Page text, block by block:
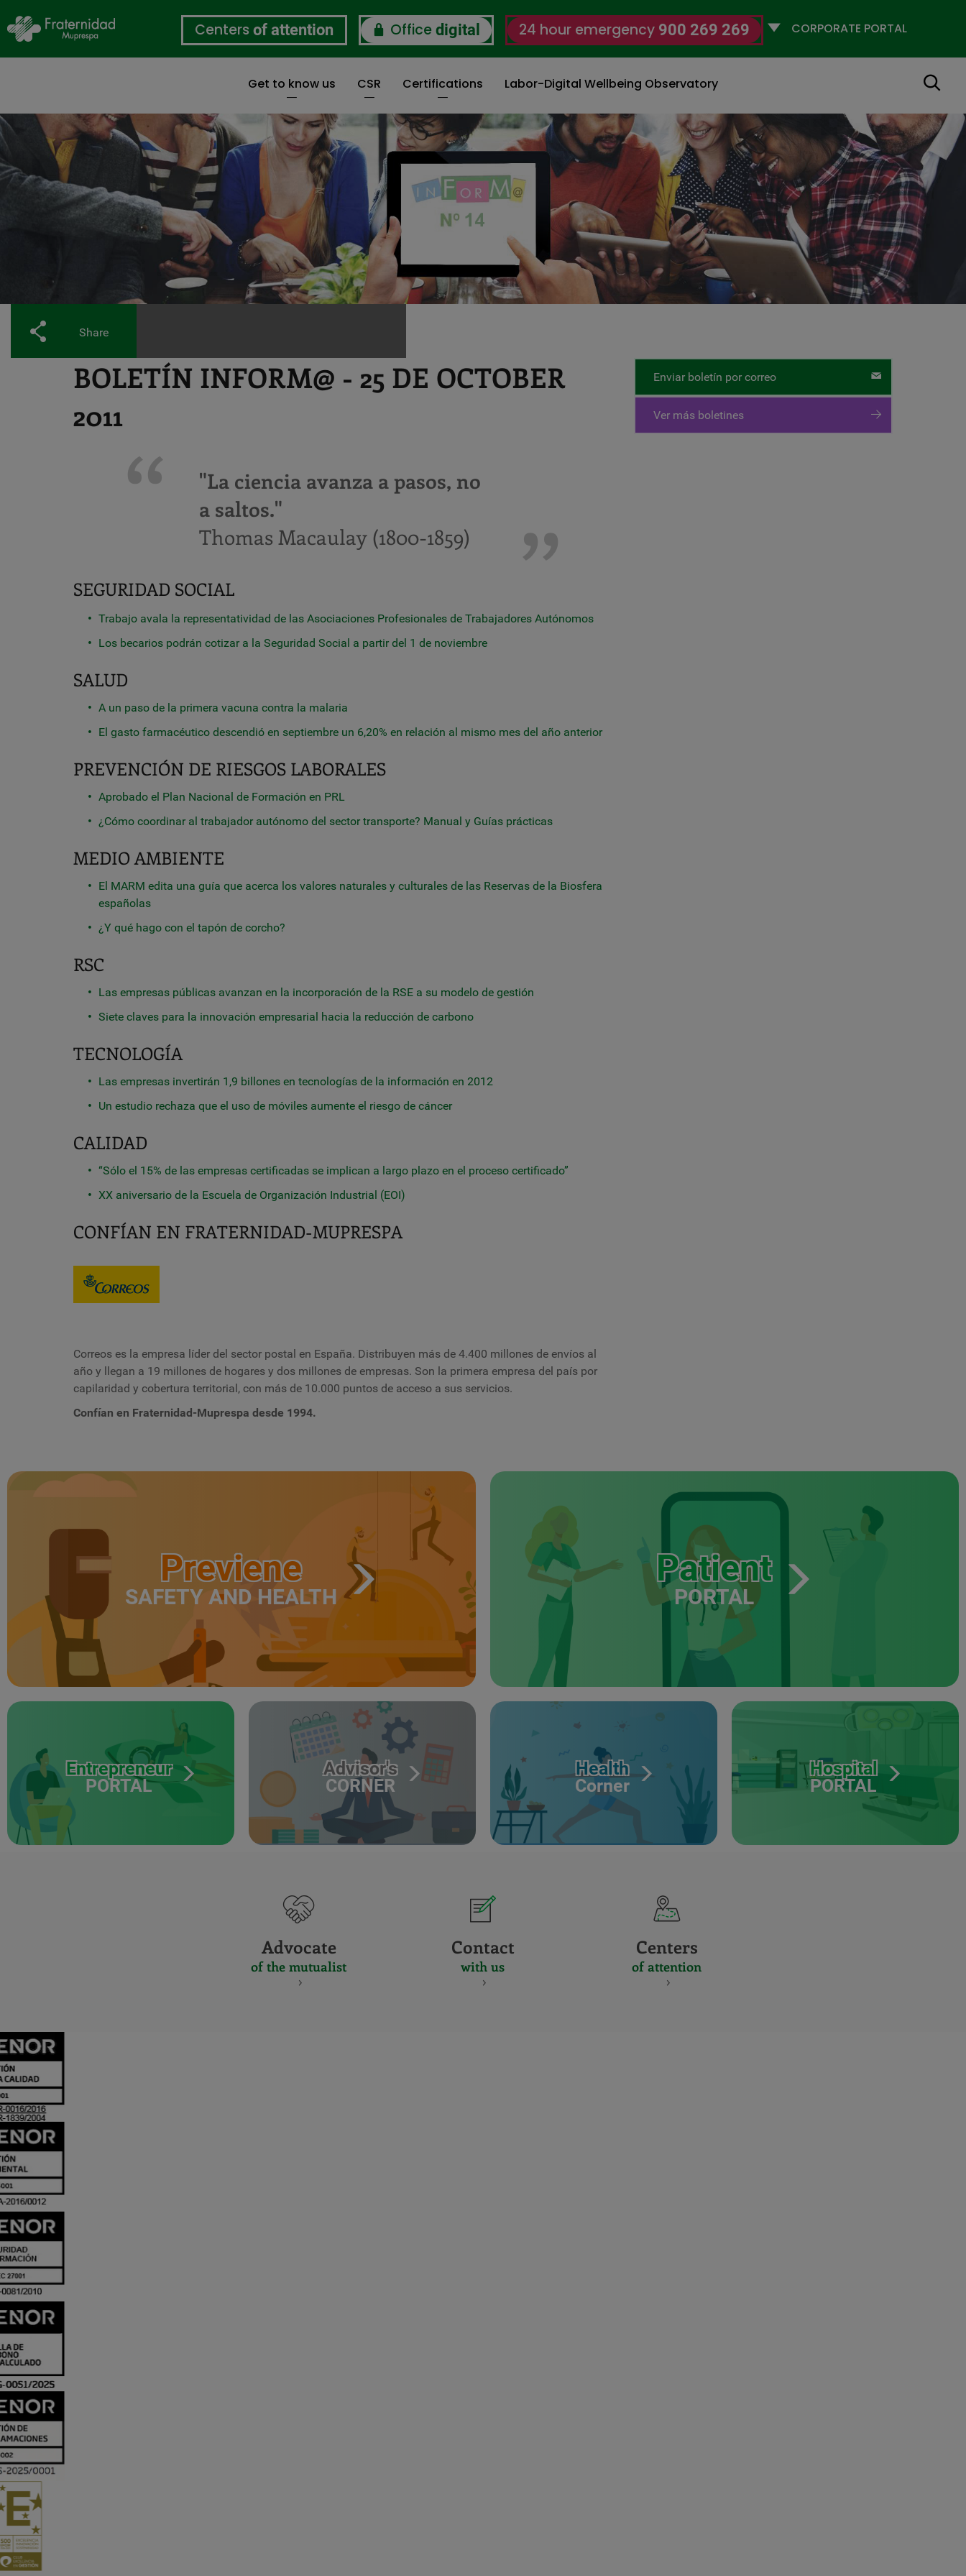
to
main
content
Centers of attention Office digital 24 hour emergency 900 269 269
Selecciona
Get to know us CSR Certifications Labor-Digital Wellbeing Observatory Search
Share
BOLETÍN INFORM@ - 25 DE OCTOBER
2011
"La ciencia avanza a pasos, no
a saltos."
Thomas Macaulay (1800-1859)
SEGURIDAD SOCIAL
Trabajo avala la representatividad de las Asociaciones Profesionales de Trabajadores Autónomos
Los becarios podrán cotizar a la Seguridad Social a partir del 1 de noviembre
SALUD
A un paso de la primera vacuna contra la malaria
El gasto farmacéutico descendió en septiembre un 6,20% en relación al mismo mes del año anterior
PREVENCIÓN DE RIESGOS LABORALES
Aprobado el Plan Nacional de Formación en PRL
¿Cómo coordinar al trabajador autónomo del sector transporte? Manual y Guías prácticas
MEDIO AMBIENTE
El MARM edita una guía que acerca los valores naturales y culturales de las Reservas de la Biosfera
españolas
¿Y qué hago con el tapón de corcho?
RSC
Las empresas públicas avanzan en la incorporación de la RSE a su modelo de gestión
Siete claves para la innovación empresarial hacia la reducción de carbono
TECNOLOGÍA
Las empresas invertirán 1,9 billones en tecnologías de la información en 2012
Un estudio rechaza que el uso de móviles aumente el riesgo de cáncer
CALIDAD
“Sólo el 15% de las empresas certificadas se implican a largo plazo en el proceso certificado”
XX aniversario de la Escuela de Organización Industrial (EOI)
CONFÍAN EN FRATERNIDAD-MUPRESPA
Correos es la empresa líder del sector postal en España. Distribuyen más de 4.400 millones de envíos al
año y llegan a 19 millones de hogares y dos millones de empresas. Son la primera empresa del país por
capilaridad y cobertura territorial, con más de 10.000 puntos de acceso a sus servicios.
Confían en Fraternidad-Muprespa desde 1994.
Enviar boletín por correo
Ver más boletines
Previene
SAFETY AND HEALTH
Patient
PORTAL
Entrepreneur
PORTAL
Advisor's
CORNER
Health
Corner
Hospital
PORTAL
Advocate
of the mutualist
Contact
with us
Centers
of attention